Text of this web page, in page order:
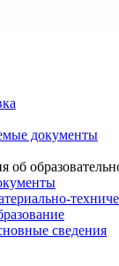
документы
об
сведения